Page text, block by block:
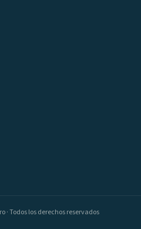
· Todos los derechos reservados